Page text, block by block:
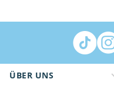
ÜBER UNS